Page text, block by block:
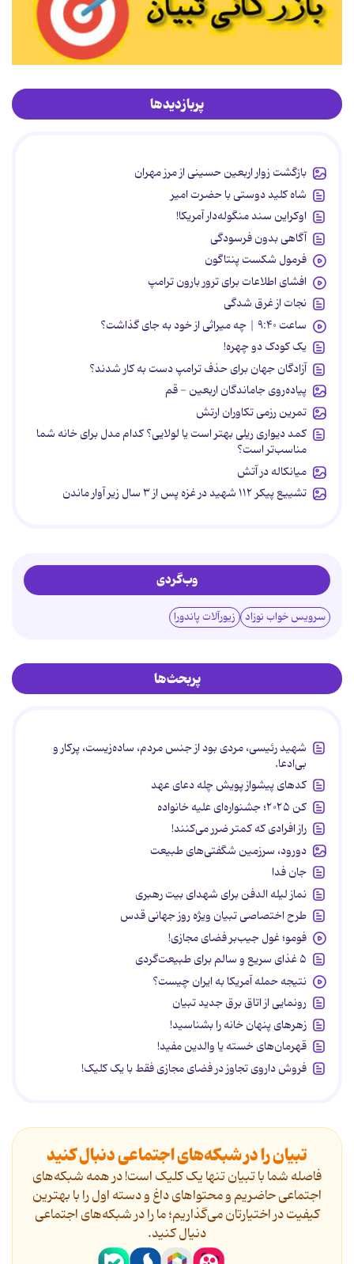
پربازدیدها
بازگشت زوار اربعین حسینی از مرز مهران
شاه کلید دوستی با حضرت امیر
اوکراین سند منگوله‌دار آمریکا!
آگاهی بدون فرسودگی
فرمول شکست پنتاگون
افشای اطلاعات برای ترور بارون ترامپ
نجات از غرق شدگی
ساعت ۹:۴۰ | چه میراثی از خود به جای گذاشت؟
یک کودک دو چهره!
آزادگان جهان برای حذف ترامپ دست به کار شدند؟
پیاده‌روی جاماندگان اربعین - قم
تمرین رزمی تکاوران ارتش
کمد دیواری ریلی بهتر است یا لولایی؟ کدام مدل برای خانه شما
مناسب‌تر است؟
میانکاله در آتش
تشییع پیکر ۱۱۲ شهید در غزه پس از ۳ سال زیر آوار ماندن
وب‌گردی
سرویس خواب نوزاد زیورآلات پاندورا
پربحث‌ها
شهید رئیسی، مردی بود از جنس مردم، ساده‌زیست، پرکار و
بی‌ادعا.
کدهای پیشواز پویش چله دعای عهد
کن ۲۰۲۵؛ جشنواره‌ای علیه خانواده
راز افرادی که کمتر ضرر می‌کنند!
دورود، سرزمین شگفتی‌های طبیعت
جان فدا
نماز لیله الدفن برای شهدای بیت رهبری
طرح اختصاصی تبیان ویژه روز جهانی قدس
فومو؛ غول جیب‌بر فضای مجازی!
۵ غذای سریع و سالم برای طبیعت‌گردی
نتیجه حمله آمریکا به ایران چیست؟
رونمایی از اتاق برق جدید تبیان
زهرهای پنهان خانه را بشناسید!
قهرمان‌های خسته یا والدین مفید!
فروش داروی تجاوز در فضای مجازی فقط با یک کلیک!
تبیان را در شبکه‌های اجتماعی دنبال کنید
فاصله شما با تبیان تنها یک کلیک است! در همه شبکه‌های
اجتماعی حاضریم و محتواهای داغ و دسته اول را با بهترین
کیفیت در اختیارتان می‌گذاریم؛ ما را در شبکه‌های اجتماعی
دنیال کنید.